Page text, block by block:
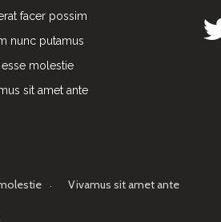
facer possim
nunc putamus
molestie
sit amet ante
Vivamus sit amet ante